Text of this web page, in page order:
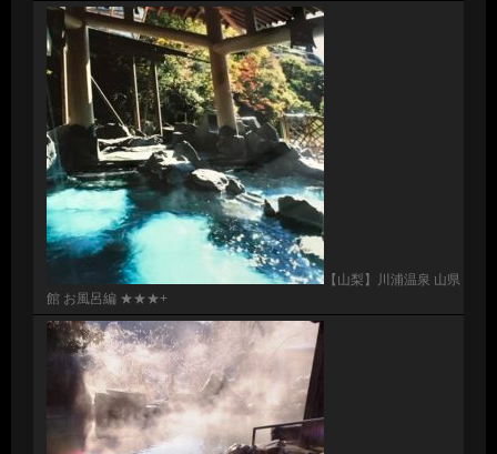
【山梨】川浦温泉 山県
館 お風呂編 ★★★+